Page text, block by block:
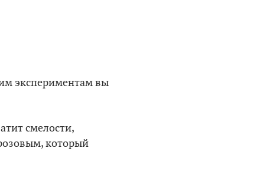
экспериментам вы
смелости,
который